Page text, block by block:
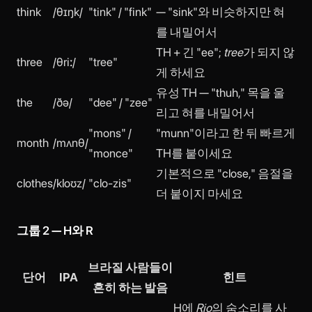
think /θɪŋk/ "tink" / "fink" — "sink"와 비슷하지만 혀
를 내밀어서
three /θriː/ "tree"
TH + 긴 "ee"; tree가 되지 않
게 하세요
the /ðə/ "dee" / "zee"
유성 TH — "thuh," 목을 울
리고 혀를 내밀어서
month /mʌnθ/
"mons" /
"monce"
"munn"이라고 한 뒤 빠르게
TH를 붙이세요
clothes/kloʊz/ "clo-zis"
기본적으로 "close," 음절을
더 붙이지 마세요
그룹 2 — H와 R
단어 IPA
브라질 사람들이
흔히 하는 발음
힌트
H에 Rio의 숨소리를 사